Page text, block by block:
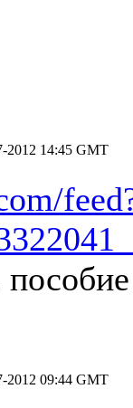
2012 14:45 GMT
2012 09:44 GMT